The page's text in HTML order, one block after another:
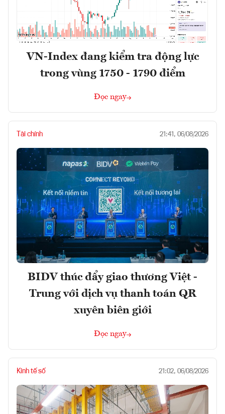
VN-Index đang kiểm tra động lực
trong vùng 1750 - 1790 điểm
Đọc ngay
Tài chính 21:41, 06/08/2026
BIDV thúc đẩy giao thương Việt -
Trung với dịch vụ thanh toán QR
xuyên biên giới
Đọc ngay
Kinh tế số 21:02, 06/08/2026